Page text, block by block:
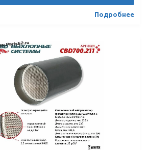
104.120.400E4-C
4610121392814
Подробнее